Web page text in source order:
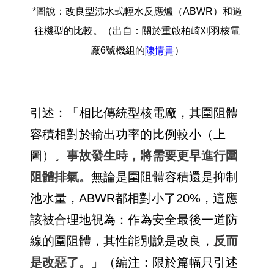
*圖說：改良型沸水式輕水反應爐（ABWR）和過
往機型的比較。（出自：關於重啟柏崎刈羽核電
廠6號機組的陳情書）
引述：「相比傳統型核電廠，其圍阻體
容積相對於輸出功率的比例較小（上
圖）。 事故發生時，將需要更早進行圍
阻體排氣。 無論是圍阻體容積還是抑制
池水量，ABWR都相對小了20%，這應
該被合理地視為：作為安全最後一道防
線的圍阻體，其性能別說是改良， 反而
是改惡了。」（編注：限於篇幅只引述